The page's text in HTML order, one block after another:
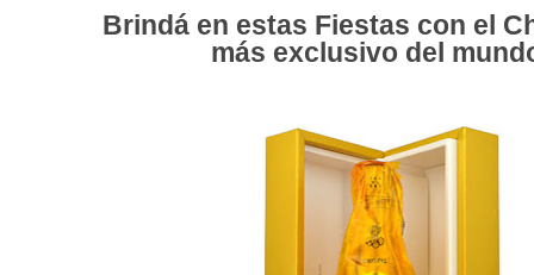
Brindá en estas Fiestas con el
más exclusivo del